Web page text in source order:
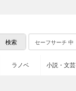
セーフサーチ 中
ラノベ 小説・文芸